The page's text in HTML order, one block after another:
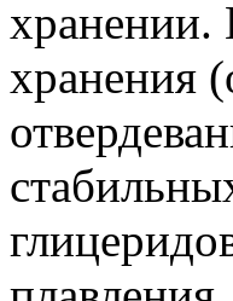
хранении.
хранения